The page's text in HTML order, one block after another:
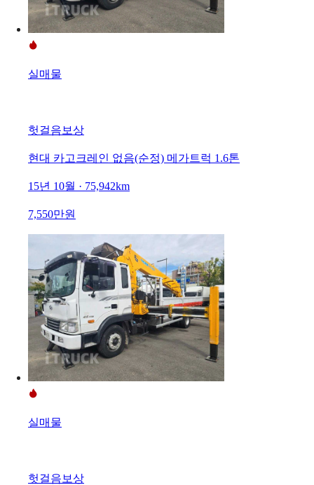
실매물
헛걸음보상
현대 카고크레인 없음(순정) 메가트럭 1.6톤
15년 10월 · 75,942km
7,550만원
실매물
헛걸음보상